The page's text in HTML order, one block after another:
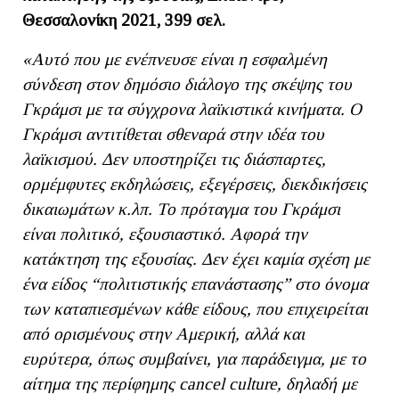
Θεσσαλονίκη 2021, 399 σελ.
«Αυτό που με ενέπνευσε είναι η εσφαλμένη
σύνδεση στον δημόσιο διάλογο της σκέψης του
Γκράμσι με τα σύγχρονα λαϊκιστικά κινήματα. Ο
Γκράμσι αντιτίθεται σθεναρά στην ιδέα του
λαϊκισμού. Δεν υποστηρίζει τις διάσπαρτες,
ορμέμφυτες εκδηλώσεις, εξεγέρσεις, διεκδικήσεις
δικαιωμάτων κ.λπ. Το πρόταγμα του Γκράμσι
είναι πολιτικό, εξουσιαστικό. Αφορά την
κατάκτηση της εξουσίας. Δεν έχει καμία σχέση με
ένα είδος “πολιτιστικής επανάστασης” στο όνομα
των καταπιεσμένων κάθε είδους, που επιχειρείται
από ορισμένους στην Αμερική, αλλά και
ευρύτερα, όπως συμβαίνει, για παράδειγμα, με το
αίτημα της περίφημης cancel culture, δηλαδή με